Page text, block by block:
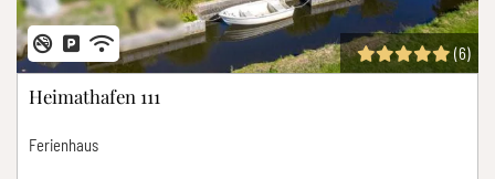
(6)
Heimathafen 111
Ferienhaus